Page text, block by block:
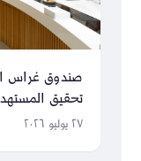
صندوق غراس
تحقيق المستهدف
٢٧ يوليو ٢٠٢٦